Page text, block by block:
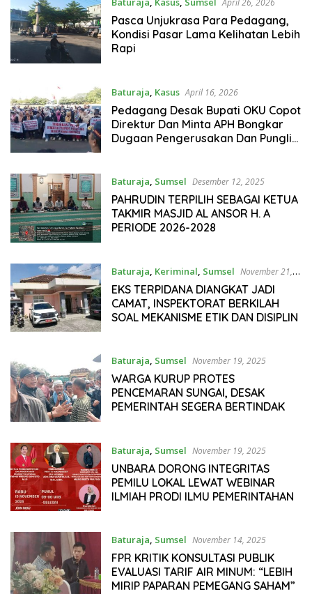
April 26, 2026
Pasca Unjukrasa Para Pedagang,
Kondisi Pasar Lama Kelihatan Lebih
Rapi
Baturaja, Kasus April 16, 2026
Pedagang Desak Bupati OKU Copot
Direktur Dan Minta APH Bongkar
Dugaan Pengerusakan Dan Pungli
Baturaja, Sumsel Desember 12, 2025
PAHRUDIN TERPILIH SEBAGAI KETUA
TAKMIR MASJID AL ANSOR H. A
PERIODE 2026-2028
Baturaja, Keriminal, Sumsel November 21,
2025
EKS TERPIDANA DIANGKAT JADI
CAMAT, INSPEKTORAT BERKILAH
SOAL MEKANISME ETIK DAN DISIPLIN
Baturaja, Sumsel November 19, 2025
WARGA KURUP PROTES
PENCEMARAN SUNGAI, DESAK
PEMERINTAH SEGERA BERTINDAK
Baturaja, Sumsel November 19, 2025
UNBARA DORONG INTEGRITAS
PEMILU LOKAL LEWAT WEBINAR
ILMIAH PRODI ILMU PEMERINTAHAN
Baturaja, Sumsel November 14, 2025
FPR KRITIK KONSULTASI PUBLIK
EVALUASI TARIF AIR MINUM: “LEBIH
MIRIP PAPARAN PEMEGANG SAHAM”